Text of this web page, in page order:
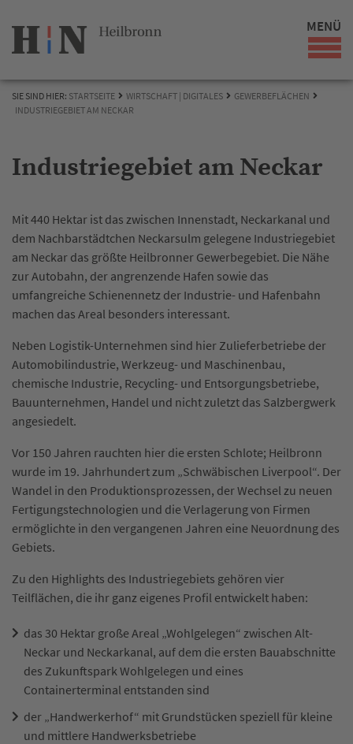
MENÜ
SIE SIND HIER: STARTSEITE WIRTSCHAFT | DIGITALES
GEWERBEFLÄCHEN
INDUSTRIEGEBIET AM NECKAR
Industriegebiet am Neckar
Mit 440 Hektar ist das zwischen Innenstadt, Neckarkanal und
dem Nachbarstädtchen Neckarsulm gelegene Industriegebiet
am Neckar das größte Heilbronner Gewerbegebiet. Die Nähe
zur Autobahn, der angrenzende Hafen sowie das
umfangreiche Schienennetz der Industrie- und Hafenbahn
machen das Areal besonders interessant.
Neben Logistik-Unternehmen sind hier Zulieferbetriebe der
Automobilindustrie, Werkzeug- und Maschinenbau,
chemische Industrie, Recycling- und Entsorgungsbetriebe,
Bauunternehmen, Handel und nicht zuletzt das Salzbergwerk
angesiedelt.
Vor 150 Jahren rauchten hier die ersten Schlote; Heilbronn
wurde im 19. Jahrhundert zum „Schwäbischen Liverpool“. Der
Wandel in den Produktionsprozessen, der Wechsel zu neuen
Fertigungstechnologien und die Verlagerung von Firmen
ermöglichte in den vergangenen Jahren eine Neuordnung des
Gebiets.
Zu den Highlights des Industriegebiets gehören vier
Teilflächen, die ihr ganz eigenes Profil entwickelt haben:
das 30 Hektar große Areal „Wohlgelegen“ zwischen Alt-
Neckar und Neckarkanal, auf dem die ersten Bauabschnitte
des Zukunftspark Wohlgelegen und eines
Containerterminal entstanden sind
der „Handwerkerhof“ mit Grundstücken speziell für kleine
und mittlere Handwerksbetriebe